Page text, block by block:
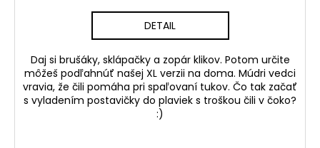
M
O
DETAIL
Daj si brušáky, sklápačky a zopár klikov. Potom určite
môžeš podľahnúť našej XL verzii na doma. Múdri vedci
vravia, že čili pomáha pri spaľovaní tukov. Čo tak začať
s vyladením postavičky do plaviek s troškou čili v čoko?
:)